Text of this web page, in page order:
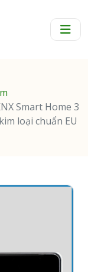
Smart Home 3
loại chuẩn EU